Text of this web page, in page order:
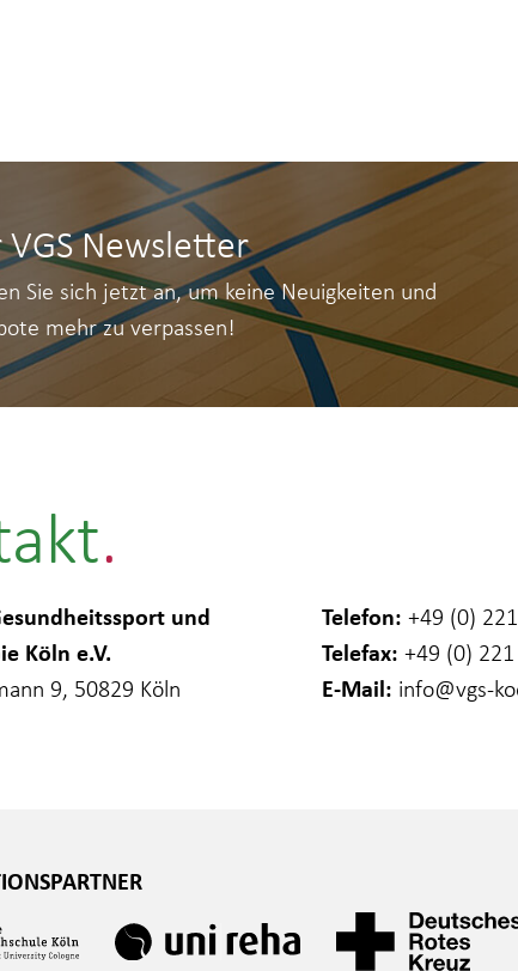
VGS Newsletter
Sie sich jetzt an, um keine Neuigkeiten und
mehr zu verpassen!
und
Köln e.V.
9, 50829 Köln
Telefon: +49 (0)
Telefax: +49 (0)
E-Mail: info@vgs-